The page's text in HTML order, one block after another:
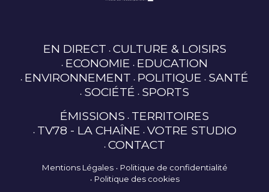
EN DIRECT CULTURE & LOISIRS
ECONOMIE EDUCATION
ENVIRONNEMENT POLITIQUE SANTÉ
SOCIÉTÉ SPORTS
ÉMISSIONS TERRITOIRES
TV78 - LA CHAÎNE VOTRE STUDIO
CONTACT
Mentions Légales
Politique de confidentialité
Politique des cookies